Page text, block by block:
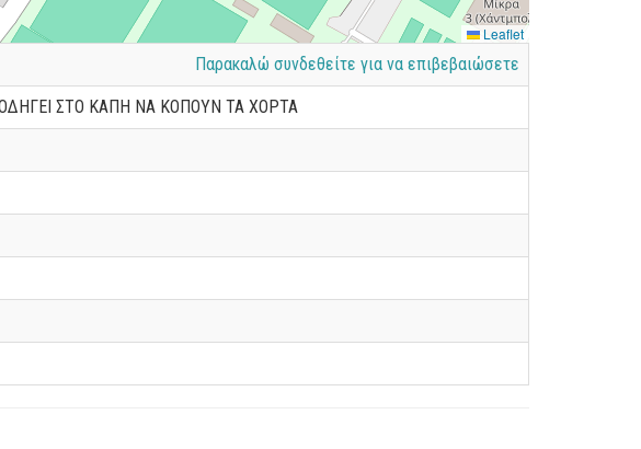
Leaflet
Παρακαλώ συνδεθείτε για να επιβεβαιώσετε
ΣΤΟ ΚΑΠΗ ΝΑ ΚΟΠΟΥΝ ΤΑ ΧΟΡΤΑ